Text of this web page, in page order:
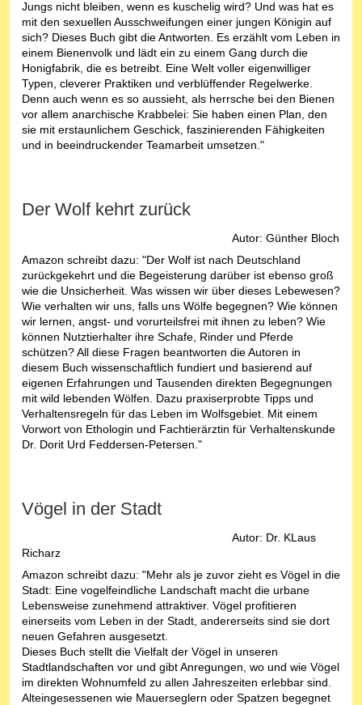
Jungs nicht bleiben, wenn es kuschelig wird? Und was hat es
mit den sexuellen Ausschweifungen einer jungen Königin auf
sich? Dieses Buch gibt die Antworten. Es erzählt vom Leben in
einem Bienenvolk und lädt ein zu einem Gang durch die
Honigfabrik, die es betreibt. Eine Welt voller eigenwilliger
Typen, cleverer Praktiken und verblüffender Regelwerke.
Denn auch wenn es so aussieht, als herrsche bei den Bienen
vor allem anarchische Krabbelei: Sie haben einen Plan, den
sie mit erstaunlichem Geschick, faszinierenden Fähigkeiten
und in beeindruckender Teamarbeit umsetzen."
Der Wolf kehrt zurück
Autor: Günther Bloch
Amazon schreibt dazu: "Der Wolf ist nach Deutschland
zurückgekehrt und die Begeisterung darüber ist ebenso groß
wie die Unsicherheit. Was wissen wir über dieses Lebewesen?
Wie verhalten wir uns, falls uns Wölfe begegnen? Wie können
wir lernen, angst- und vorurteilsfrei mit ihnen zu leben? Wie
können Nutztierhalter ihre Schafe, Rinder und Pferde
schützen? All diese Fragen beantworten die Autoren in
diesem Buch wissenschaftlich fundiert und basierend auf
eigenen Erfahrungen und Tausenden direkten Begegnungen
mit wild lebenden Wölfen. Dazu praxiserprobte Tipps und
Verhaltensregeln für das Leben im Wolfsgebiet. Mit einem
Vorwort von Ethologin und Fachtierärztin für Verhaltenskunde
Dr. Dorit Urd Feddersen-Petersen."
Vögel in der Stadt
Autor: Dr. KLaus
Richarz
Amazon schreibt dazu: "Mehr als je zuvor zieht es Vögel in die
Stadt: Eine vogelfeindliche Landschaft macht die urbane
Lebensweise zunehmend attraktiver. Vögel profitieren
einerseits vom Leben in der Stadt, andererseits sind sie dort
neuen Gefahren ausgesetzt.
Dieses Buch stellt die Vielfalt der Vögel in unseren
Stadtlandschaften vor und gibt Anregungen, wo und wie Vögel
im direkten Wohnumfeld zu allen Jahreszeiten erlebbar sind.
Alteingesessenen wie Mauerseglern oder Spatzen begegnet